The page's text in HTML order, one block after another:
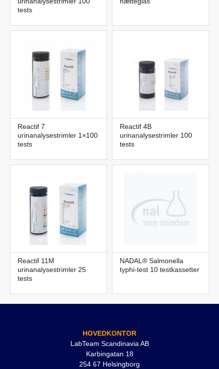
tests
Reactif 7
urinanalysestrimler 1×100
tests
Reactif 4B
urinanalysestrimler 100
tests
Reactif 11M
urinanalysestrimler 25
tests
NADAL® Salmonella
typhi-test 10 testkassetter
HOVEDKONTOR
LabTeam Scandinavia AB
Karbingatan 18
254 67 Helsingborg